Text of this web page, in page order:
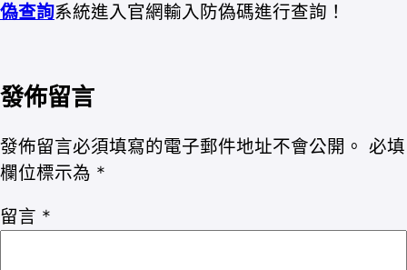
偽查詢系統進入官網輸入防偽碼進行查詢！
發佈留言
發佈留言必須填寫的電子郵件地址不會公開。 必填
欄位標示為 *
留言 *